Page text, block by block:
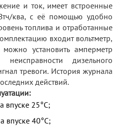
и ток, имеет встроенные
ква, с её помощью удобно
топлива и отработанные
входит вольтметр,
установить амперметр
дизельного
тревоги. История журнала
действий.
впуске 25°C;
впуске 40°C;